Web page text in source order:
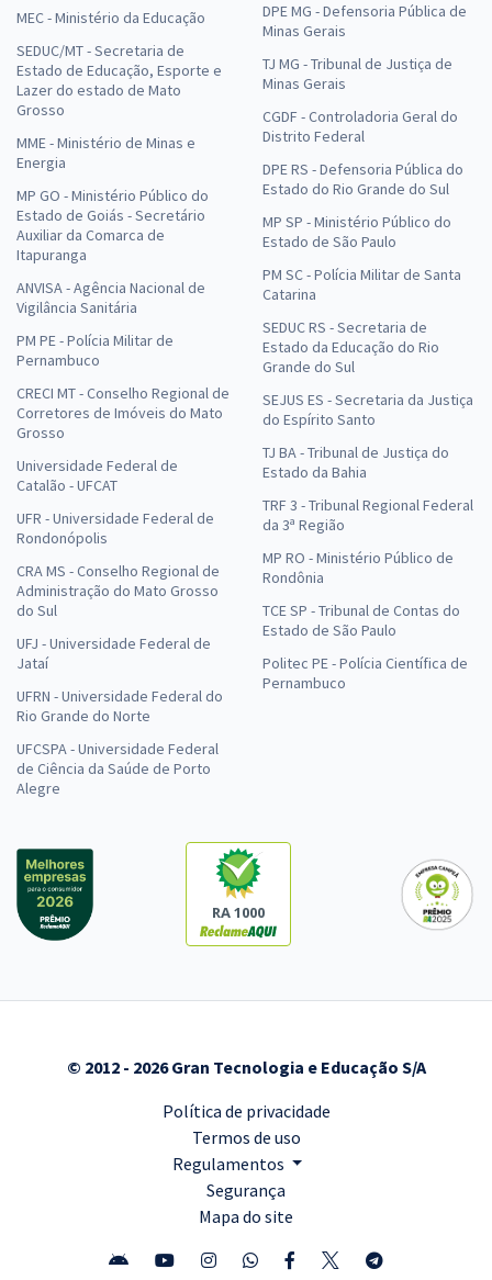
MEC - Ministério da Educação
SEDUC/MT - Secretaria de
Estado de Educação, Esporte e
Lazer do estado de Mato
Grosso
MME - Ministério de Minas e
Energia
MP GO - Ministério Público do
Estado de Goiás - Secretário
Auxiliar da Comarca de
Itapuranga
ANVISA - Agência Nacional de
Vigilância Sanitária
PM PE - Polícia Militar de
Pernambuco
CRECI MT - Conselho Regional de
Corretores de Imóveis do Mato
Grosso
Universidade Federal de
Catalão - UFCAT
UFR - Universidade Federal de
Rondonópolis
CRA MS - Conselho Regional de
Administração do Mato Grosso
do Sul
UFJ - Universidade Federal de
Jataí
UFRN - Universidade Federal do
Rio Grande do Norte
UFCSPA - Universidade Federal
de Ciência da Saúde de Porto
Alegre
DPE MG - Defensoria Pública de
Minas Gerais
TJ MG - Tribunal de Justiça de
Minas Gerais
CGDF - Controladoria Geral do
Distrito Federal
DPE RS - Defensoria Pública do
Estado do Rio Grande do Sul
MP SP - Ministério Público do
Estado de São Paulo
PM SC - Polícia Militar de Santa
Catarina
SEDUC RS - Secretaria de
Estado da Educação do Rio
Grande do Sul
SEJUS ES - Secretaria da Justiça
do Espírito Santo
TJ BA - Tribunal de Justiça do
Estado da Bahia
TRF 3 - Tribunal Regional Federal
da 3ª Região
MP RO - Ministério Público de
Rondônia
TCE SP - Tribunal de Contas do
Estado de São Paulo
Politec PE - Polícia Científica de
Pernambuco
RA 1000
© 2012 - 2026 Gran Tecnologia e Educação S/A
Política de privacidade
Termos de uso
Regulamentos
Segurança
Mapa do site